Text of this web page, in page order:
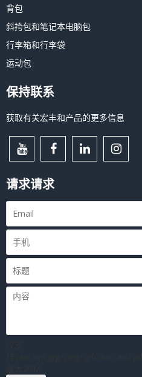
背包
斜挎包和笔记本电脑包
行李箱和行李袋
运动包
保持联系
获取有关宏丰和产品的更多信息
请求请求